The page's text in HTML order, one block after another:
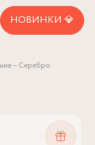
НОВИНКИ 💎
– Серебро